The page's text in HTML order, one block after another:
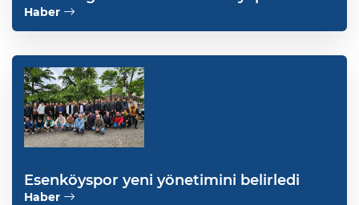
Haber
Esenköyspor yeni yönetimini belirledi
Haber